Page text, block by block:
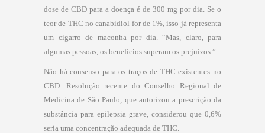
dose de CBD para a doença é de 300 mg por dia. Se o
teor de THC no canabidiol for de 1%, isso já representa
um cigarro de maconha por dia. “Mas, claro, para
algumas pessoas, os benefícios superam os prejuízos.”
Não há consenso para os traços de THC existentes no
CBD. Resolução recente do Conselho Regional de
Medicina de São Paulo, que autorizou a prescrição da
substância para epilepsia grave, considerou que 0,6%
seria uma concentração adequada de THC.